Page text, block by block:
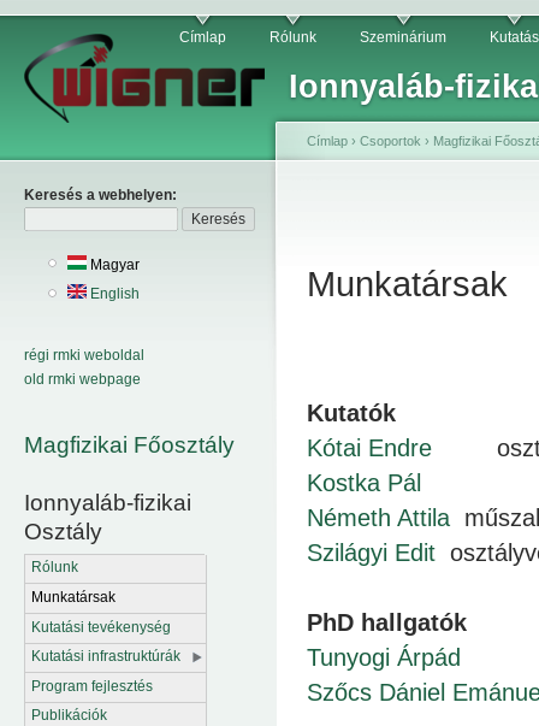
Ionnyaláb-
Címlap Rólunk Szeminárium Kutatás
Keresés a webhelyen:
Magyar
English
régi rmki weboldal
old rmki webpage
Magfizikai Főosztály
Ionnyaláb-fizikai
Osztály
Rólunk
Munkatársak
Kutatási tevékenység
Kutatási infrastruktúrák
Program fejlesztés
Publikációk
Címlap › Csoportok › Magfizikai
Munkatársak
Kutatók
Kótai Endre
Kostka Pál
Németh Attila
Szilágyi Edit
PhD hallgatók
Tunyogi Árpád
Szőcs Dániel